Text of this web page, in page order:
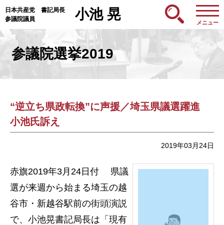
日本共産党 書記局長
参議院議員
小池 晃
メニュー
参議院選挙2019
“逆立ち県政転換”に声援／埼玉県議選躍進
小池氏訴え
2019年03月24日
赤旗2019年3月24日付 県議
選が来週から始まる埼玉の越
谷市・新越谷駅前の街頭演説
で、小池晃書記局長は「現有